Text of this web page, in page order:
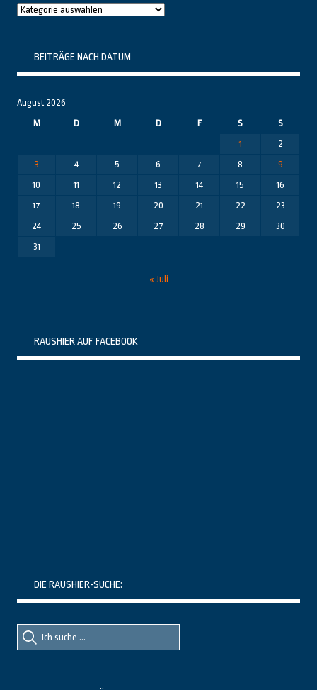
Raushier
BEITRÄGE NACH DATUM
August 2026
M
D M D F S
S
1
2
3
4 5 6 7 8
9
10
11 12 13 14 15
16
17
18 19 20 21 22
23
24
25 26 27 28 29
30
31
« Juli
RAUSHIER AUF FACEBOOK
DIE RAUSHIER-SUCHE:
Suche
nach::
Suche
nach: